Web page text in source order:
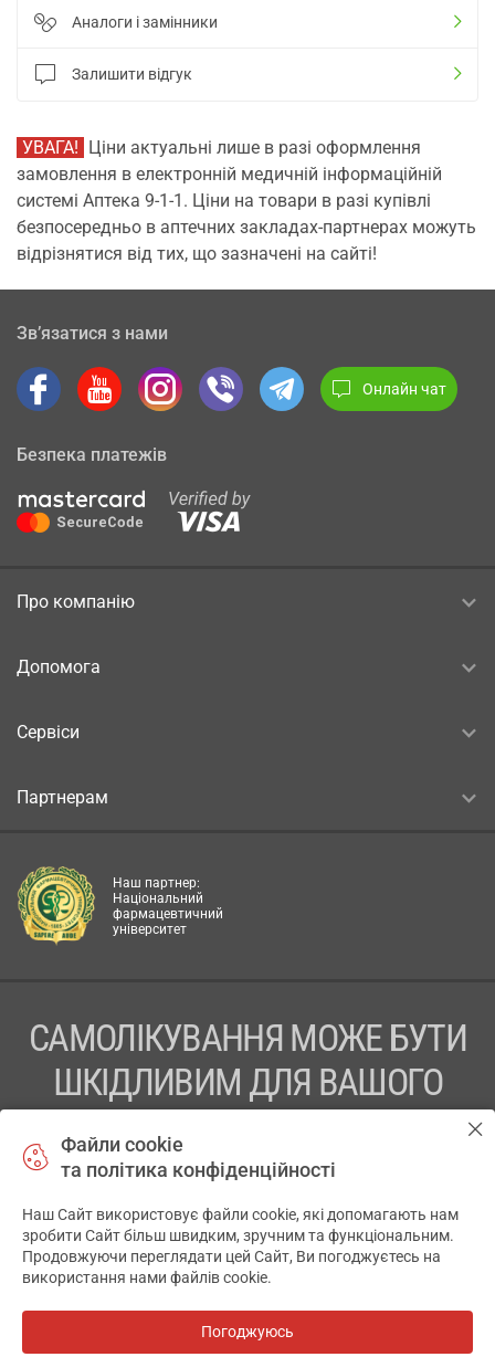
Аналоги і замінники
Залишити відгук
УВАГА! Ціни актуальні лише в разі оформлення
замовлення в електронній медичній інформаційній
системі Аптека 9-1-1. Ціни на товари в разі купівлі
безпосередньо в аптечних закладах-партнерах можуть
відрізнятися від тих, що зазначені на сайті!
Зв’язатися з нами
Онлайн чат
Безпека платежів
Про компанію
Допомога
Сервіси
Партнерам
Наш партнер:
Національний
фармацевтичний
університет
САМОЛІКУВАННЯ МОЖЕ БУТИ
ШКІДЛИВИМ ДЛЯ ВАШОГО
ПЕРЕД ЗАСТОСУВАННЯМ ПРЕПАРАТУ ПРОКОНСУЛЬТУЙТЕСЬ
ТОВ «АПТЕКА 911.ЮА» Код ЄДРПОУ 43631965.
Відмова від відповідальності
© 2014-2026. Медична інформаційна система АПТЕКА911.ЮА
Файли cookie
та політика конфіденційності
Наш Сайт використовує файли cookie, які допомагають нам
зробити Сайт більш швидким, зручним та функціональним.
Продовжуючи переглядати цей Сайт, Ви погоджуєтесь на
використання нами файлів cookie.
Погоджуюсь
✕